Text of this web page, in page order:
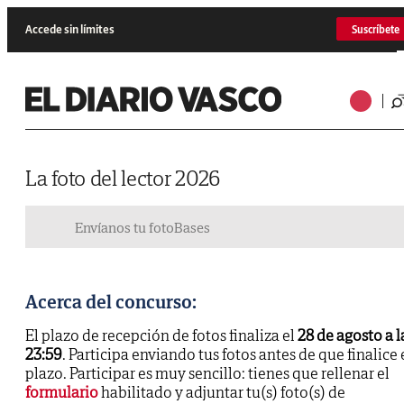
Accede sin límites Suscríbete
La foto del lector 2026
Envíanos tu fotoBases
Acerca del concurso:
El plazo de recepción de fotos finaliza el28 de agosto a
23:59. Participa enviando tus fotos antes de que finalice
plazo. Participar es muy sencillo: tienes que rellenar el
formulariohabilitado y adjuntar tu(s) foto(s) de